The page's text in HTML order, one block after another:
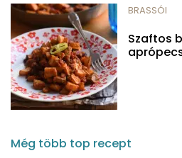
BRASSÓI
Szaftos
Még több top recept